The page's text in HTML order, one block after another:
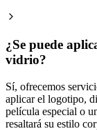
¿Se puede
vidrio?
Sí, ofrecemos
aplicar el logotipo,
película especial o
resaltará su estilo